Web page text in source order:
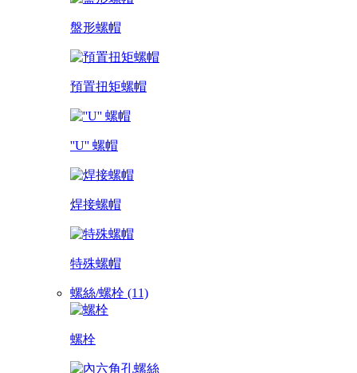
盤形螺帽
預置扭矩螺帽
''U'' 螺帽
焊接螺帽
特殊螺帽
螺絲/螺栓 (11)
螺栓